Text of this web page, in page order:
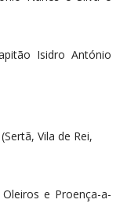
Isidro António
Vila de Rei,
e Proença-a-